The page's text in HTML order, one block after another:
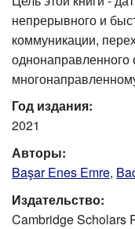
непрерывного и
коммуникации,
Год издания:
2021
Авторы:
Başar Enes Emre,
Издательство:
Cambridge Scholars